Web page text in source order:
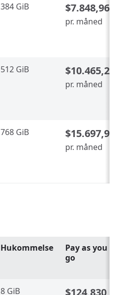
384 GiB $7.848,96
pr. måned
512 GiB $10.465,28
pr. måned
768 GiB $15.697,92
pr. måned
Hukommelse
Pay as you
go
8 GiB $124,830